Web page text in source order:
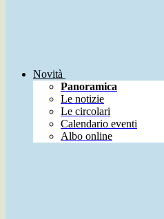
Novità
Panoramica
Le notizie
Le circolari
Calendario eventi
Albo online